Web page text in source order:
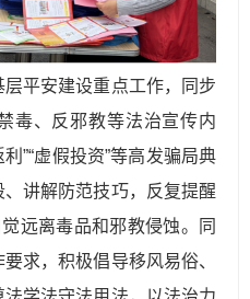
平安建设重点工作，同步
毒、反邪教等法治宣传内
”“虚假投资”等高发骗局典
讲解防范技巧，反复提醒
远离毒品和邪教侵蚀。同
求，积极倡导移风易俗、